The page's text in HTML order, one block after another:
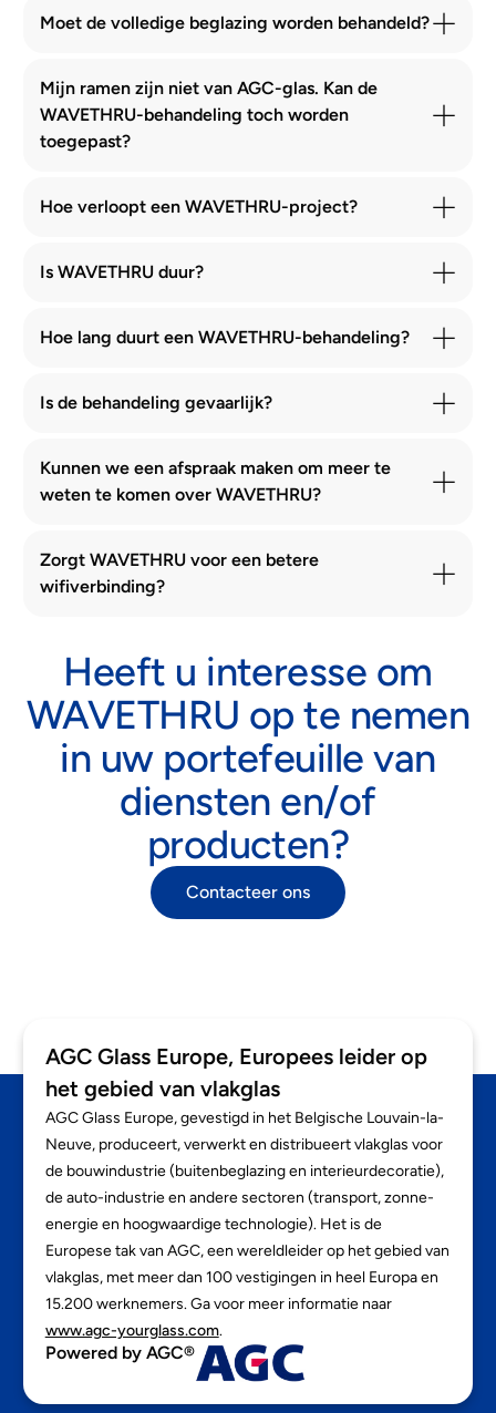
Moet de volledige beglazing worden behandeld?
Mijn ramen zijn niet van AGC-glas. Kan de
WAVETHRU-behandeling toch worden
toegepast?
Hoe verloopt een WAVETHRU-project?
Is WAVETHRU duur?
Hoe lang duurt een WAVETHRU-behandeling?
Is de behandeling gevaarlijk?
Kunnen we een afspraak maken om meer te
weten te komen over WAVETHRU?
Zorgt WAVETHRU voor een betere
wifiverbinding?
Heeft u interesse om
WAVETHRU op te nemen
in uw portefeuille van
diensten en/of
producten?
Contacteer ons
AGC Glass Europe, Europees leider op
het gebied van vlakglas
AGC Glass Europe, gevestigd in het Belgische Louvain-la-
Neuve, produceert, verwerkt en distribueert vlakglas voor
de bouwindustrie (buitenbeglazing en interieurdecoratie),
de auto-industrie en andere sectoren (transport, zonne-
energie en hoogwaardige technologie). Het is de
Europese tak van AGC, een wereldleider op het gebied van
vlakglas, met meer dan 100 vestigingen in heel Europa en
15.200 werknemers. Ga voor meer informatie naar
www.agc-yourglass.com.
Powered by AGC®